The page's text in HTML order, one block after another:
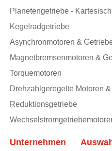
Planetengetriebe -
Kegelradgetriebe
Asynchronmotoren &
Magnetbremsenmotoren &
Torquemotoren
Drehzahlgeregelte Motoren
Reduktionsgetriebe
Unternehmen